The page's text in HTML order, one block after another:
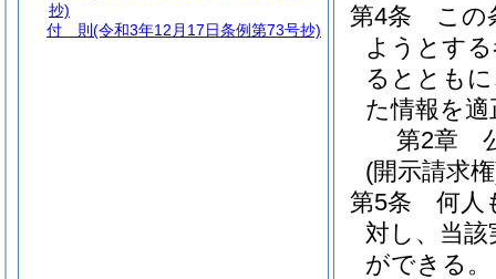
第4条
この
ようとす
るととも
た情報を
第2章
(開示請求
第5条
何人
対し、当
ができる。
抄)
付 則 (令和3年12月17日条例第73号抄)